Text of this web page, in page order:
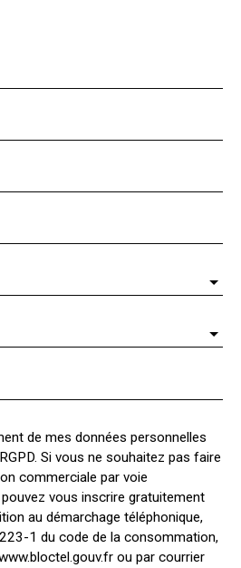
de mes données personnelles
Si vous ne souhaitez pas faire
commerciale par voie
vous inscrire gratuitement
au démarchage téléphonique,
1 du code de la consommation,
ou par courrier